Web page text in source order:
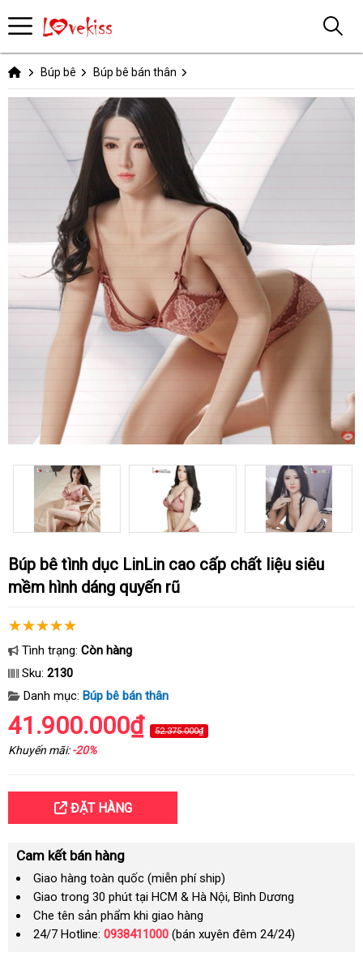
Búp bê Búp bê bán thân
Búp bê tình dục LinLin cao cấp chất liệu siêu
mềm hình dáng quyến rũ
Tình trạng: Còn hàng
Sku: 2130
Danh mục: Búp bê bán thân
41.900.000₫ 52.375.000₫
Khuyến mãi:-20%
ĐẶT HÀNG
Cam kết bán hàng
Giao hàng toàn quốc (miễn phí ship)
Giao trong 30 phút tại HCM & Hà Nội, Bình Dương
Che tên sản phẩm khi giao hàng
24/7 Hotline: 0938411000 (bán xuyên đêm 24/24)